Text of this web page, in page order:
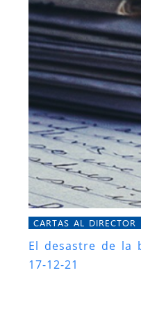
CARTAS AL DIRECTOR
El desastre de la
17-12-21